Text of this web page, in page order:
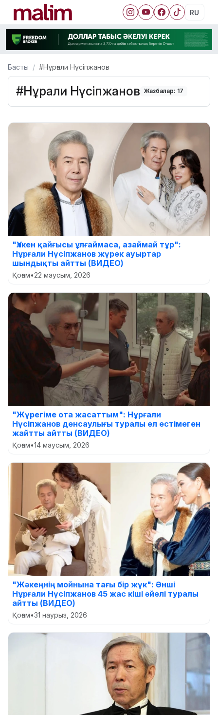
RU
Басты #Нұрғали Нүсіпжанов
#Нұрғали Нүсіпжанов Жазбалар: 17
"Үлкен қайғысы ұлғаймаса, азаймай тұр":
Нұрғали Нүсіпжанов жүрек ауыртар
шындықты айтты (ВИДЕО)
Қоғам•22 маусым, 2026
"Жүрегіме ота жасаттым": Нұрғали
Нүсіпжанов денсаулығы туралы ел естімеген
жайтты айтты (ВИДЕО)
Қоғам•14 маусым, 2026
"Жәкеңнің мойнына тағы бір жүк": Әнші
Нұрғали Нүсіпжанов 45 жас кіші әйелі туралы
айтты (ВИДЕО)
Қоғам•31 наурыз, 2026